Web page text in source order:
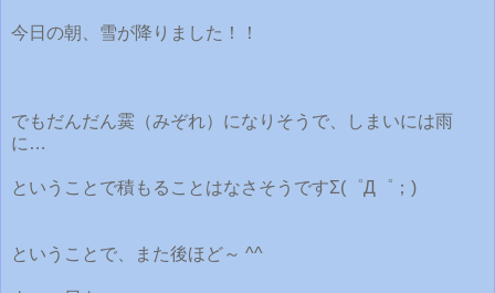
今日の朝、雪が降りました！！
でもだんだん霙（みぞれ）になりそうで、しまいには雨
に…
ということで積もることはなさそうですΣ(゜Д゜；)
ということで、また後ほど～ ^^